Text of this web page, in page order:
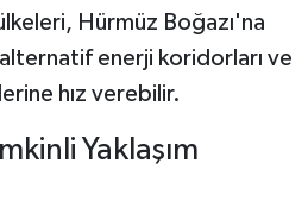
Hürmüz Boğazı'na
alternatif enerji koridorları ve
hız verebilir.
Yaklaşım